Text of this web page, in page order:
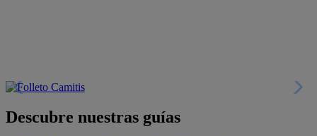
Descubre nuestras guías